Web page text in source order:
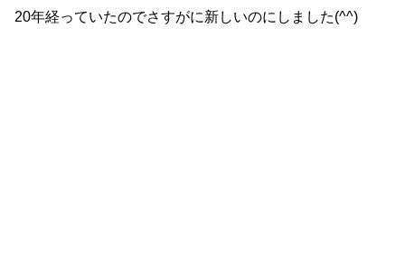
20年経っていたのでさすがに新しいのにしました(^^)